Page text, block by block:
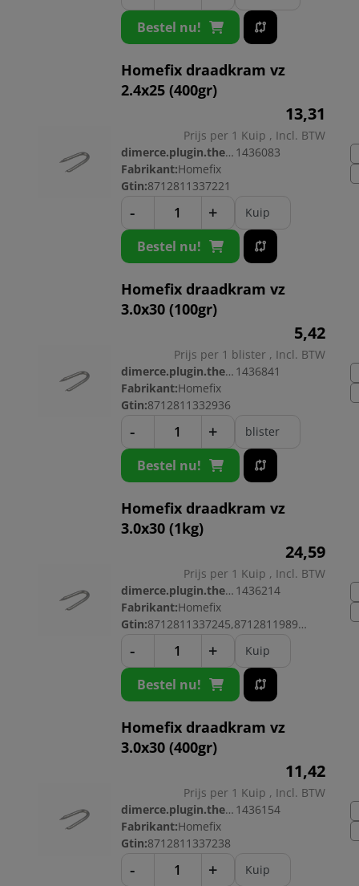
Bestel nu!
Homefix draadkram vz
2.4x25 (400gr)
13,31
Prijs per 1 Kuip , Incl. BTW
dimerce.plugin.theme.productnr: 1436083
Fabrikant:Homefix
Gtin:8712811337221
- + Kuip
Bestel nu!
Homefix draadkram vz
3.0x30 (100gr)
5,42
Prijs per 1 blister , Incl. BTW
dimerce.plugin.theme.productnr: 1436841
Fabrikant:Homefix
Gtin:8712811332936
- + blister
Bestel nu!
Homefix draadkram vz
3.0x30 (1kg)
24,59
Prijs per 1 Kuip , Incl. BTW
dimerce.plugin.theme.productnr: 1436214
Fabrikant:Homefix
Gtin:
8712811337245,8712811989277
- + Kuip
Bestel nu!
Homefix draadkram vz
3.0x30 (400gr)
11,42
Prijs per 1 Kuip , Incl. BTW
dimerce.plugin.theme.productnr: 1436154
Fabrikant:Homefix
Gtin:8712811337238
- + Kuip